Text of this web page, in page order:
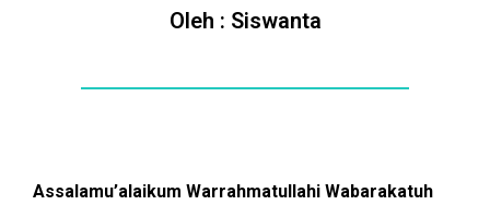
Oleh : Siswanta
Assalamu’alaikum Warrahmatullahi Wabarakatuh